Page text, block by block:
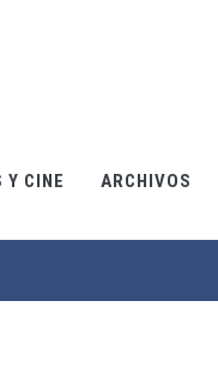
Y CINE ARCHIVOS